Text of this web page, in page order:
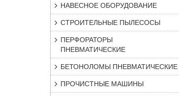
НАВЕСНОЕ ОБОРУДОВАНИЕ
СТРОИТЕЛЬНЫЕ ПЫЛЕСОСЫ
ПЕРФОРАТОРЫ
ПНЕВМАТИЧЕСКИЕ
БЕТОНОЛОМЫ ПНЕВМАТИЧЕСКИЕ
ПРОЧИСТНЫЕ МАШИНЫ